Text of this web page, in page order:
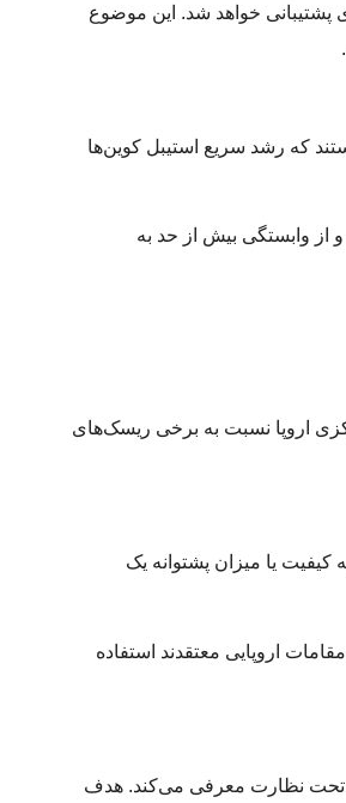
خواهد شد. این موضوع
که رشد سریع استیبل کوین‌ها
از وابستگی بیش از حد به
اروپا نسبت به برخی ریسک‌های
یا میزان پشتوانه یک
اروپایی معتقدند استفاده
و تحت نظارت معرفی می‌کند. هدف